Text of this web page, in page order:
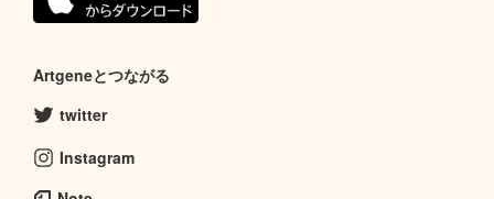
Artgeneとつながる
twitter
Instagram